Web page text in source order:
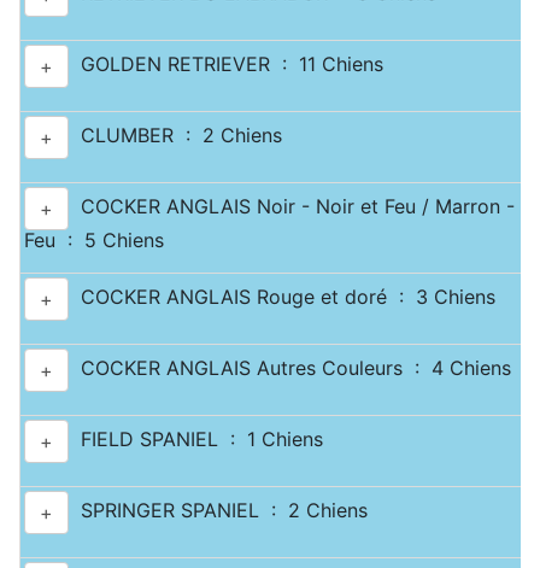
+ GOLDEN RETRIEVER : 11 Chiens
+ CLUMBER : 2 Chiens
+
COCKER ANGLAIS Noir - Noir et Feu / Marron -
Feu : 5 Chiens
+ COCKER ANGLAIS Rouge et doré : 3 Chiens
+ COCKER ANGLAIS Autres Couleurs : 4 Chiens
+ FIELD SPANIEL : 1 Chiens
+ SPRINGER SPANIEL : 2 Chiens